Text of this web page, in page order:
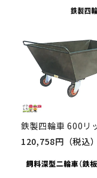
120,758円（税込）